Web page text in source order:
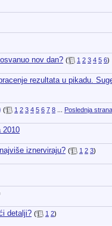
nov dan? ( 1 2 3 4 5 6)
rezultata u pikadu.
( 1 2 3 4 5 6 7 8... Poslednja strana
2010
iznerviraju? ( 1 2 3)
detalji? ( 1 2)